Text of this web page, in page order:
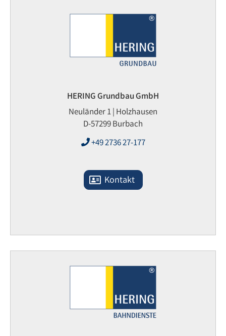
HERING Grundbau GmbH
Neuländer 1 | Holzhausen
D-57299 Burbach
+49 2736 27-177
Kontakt